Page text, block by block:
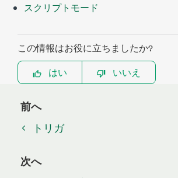
スクリプトモード
この情報はお役に立ちましたか?
はい
いいえ
前へ
トリガ
次へ